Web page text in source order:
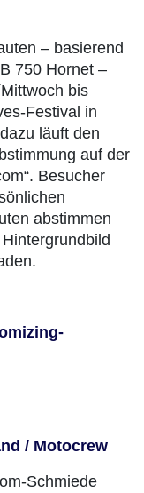
– basierend
750 Hornet –
bis
Festival in
läuft den
auf der
Besucher
abstimmen
/ Motocrew
Schmiede